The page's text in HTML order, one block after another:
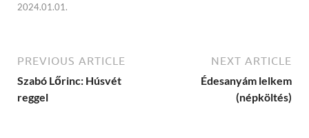
2024.01.01.
PREVIOUS ARTICLE
Szabó Lőrinc: Húsvét
reggel
NEXT ARTICLE
Édesanyám lelkem
(népköltés)